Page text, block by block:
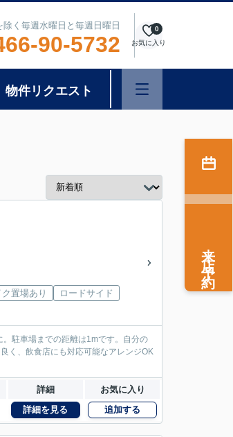
く毎週水曜日と毎週日曜日
90-5732 お気に入り
0
物件リクエスト
置場あり
ロードサイド
駐車場までの距離は1mです。自分の
く、飲食店にも対応可能なアレンジOK
詳細 お気に入り
詳細を見る 追加する
来店予約